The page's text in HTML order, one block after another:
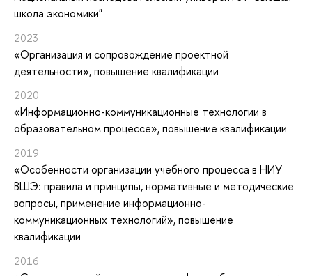
школа экономики"
2023
«Организация и сопровождение проектной
деятельности», повышение квалификации
2020
«Информационно-коммуникационные технологии в
образовательном процессе», повышение квалификации
2019
«Особенности организации учебного процесса в НИУ
ВШЭ: правила и принципы, нормативные и методические
вопросы, применение информационно-
коммуникационных технологий», повышение
квалификации
2016